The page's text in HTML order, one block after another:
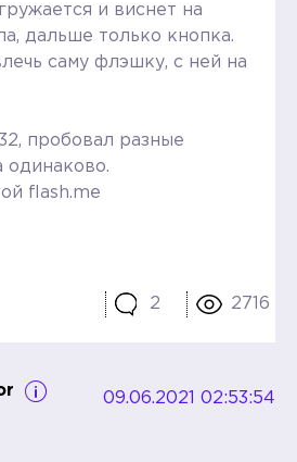
и виснет на
дальше только кнопка.
саму флэшку, с ней на
пробовал разные
одинаково.
flash.me
2 2716
09.06.2021 02:53:54